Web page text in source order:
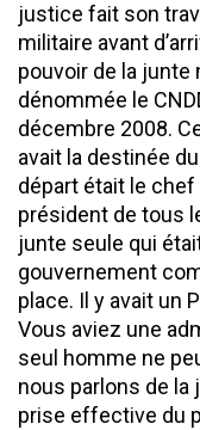
justice fait son
militaire avant
pouvoir de la junte
dénommée le
décembre 2008.
avait la destinée
départ était le
président de tous
junte seule qui
gouvernement
place. Il y avait un
Vous aviez une
seul homme ne
nous parlons de la
prise effective du